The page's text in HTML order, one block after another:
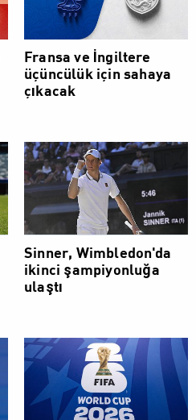
Fransa ve İngiltere
üçüncülük için sahaya
çıkacak
Sinner, Wimbledon'da
ikinci şampiyonluğa
ulaştı